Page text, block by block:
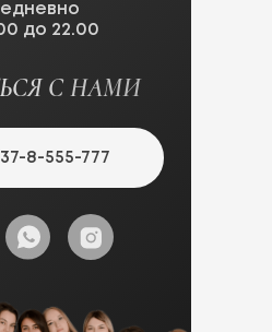
8-555-777
до 22.00​
С НАМИ